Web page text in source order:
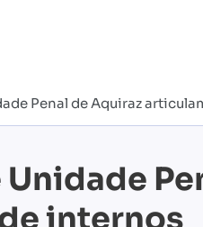
Penal de Aquiraz
internos